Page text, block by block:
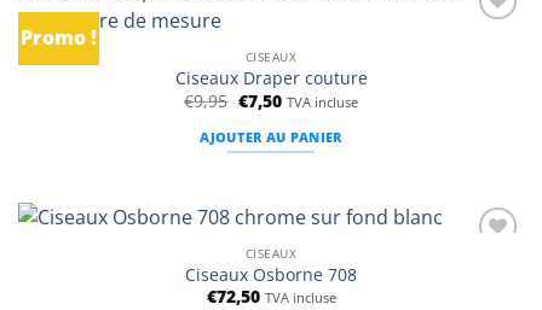
Promo !
CISEAUX
Ciseaux Draper couture
€9,95 Le
prix
initial
était :
€7,50Le
prix
actuel
est :
TVA incluse
AJOUTER AU PANIER
CISEAUX
Ciseaux Osborne 708
€72,50 TVA incluse